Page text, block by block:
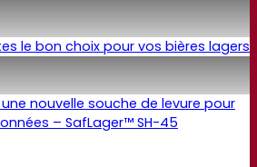
le bon choix pour vos bières lagers
nouvelle souche de levure pour
– SafLager™ SH-45